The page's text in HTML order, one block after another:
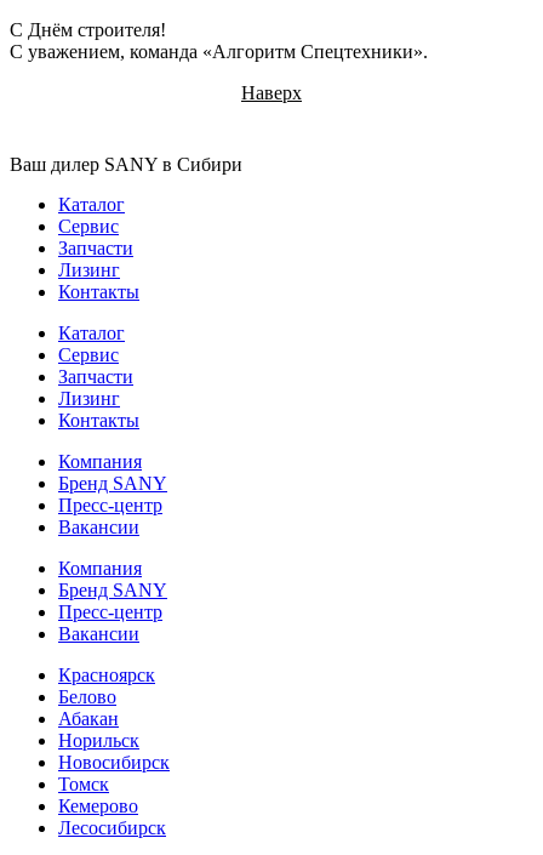
С Днём строителя!
С уважением, команда «Алгоритм Спецтехники».
Наверх
Ваш дилер SANY в Сибири
Каталог
Сервис
Запчасти
Лизинг
Контакты
Каталог
Сервис
Запчасти
Лизинг
Контакты
Компания
Бренд SANY
Пресс-центр
Вакансии
Компания
Бренд SANY
Пресс-центр
Вакансии
Красноярск
Белово
Абакан
Норильск
Новосибирск
Томск
Кемерово
Лесосибирск